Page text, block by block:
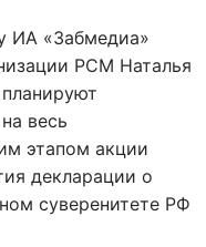
ИА «Забмедиа»
РСМ Наталья
весь
этапом акции
декларации о
суверенитете РФ